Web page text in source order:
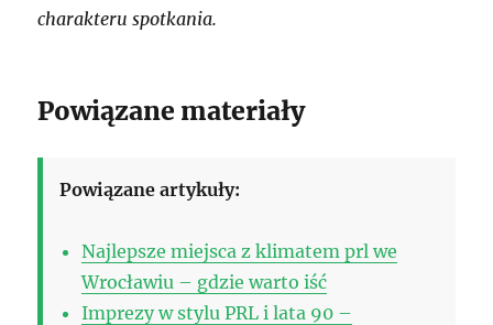
charakteru spotkania.
Powiązane materiały
Powiązane artykuły:
Najlepsze miejsca z klimatem prl we
Wrocławiu – gdzie warto iść
Imprezy w stylu PRL i lata 90 –